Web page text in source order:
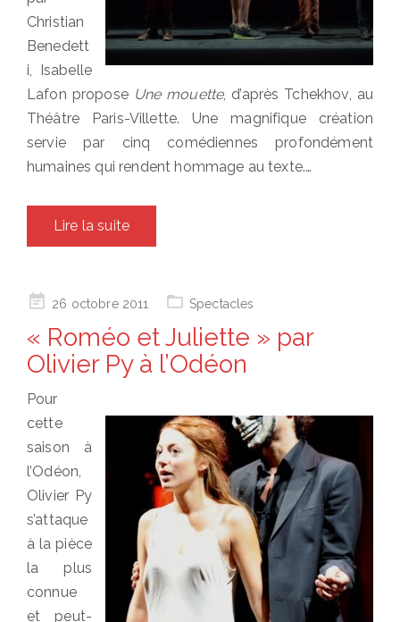
Christian
Benedett
i, Isabelle
Lafon propose Une mouette, d’après Tchekhov, au
Théâtre Paris-Villette. Une magnifique création
servie par cinq comédiennes profondément
humaines qui rendent hommage au texte.…
Lire la suite
Posted26 octobre 2011 Spectacles
« Roméo et Juliette » par
Olivier Py à l’Odéon
Pour
cette
saison à
l’Odéon,
Olivier Py
s’attaque
à la pièce
la plus
connue
et peut-